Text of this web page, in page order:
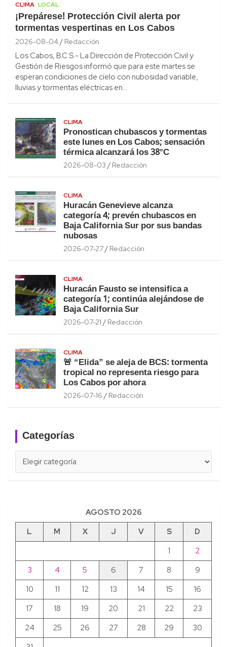
CLIMA LOCAL
¡Prepárese! Protección Civil alerta por
tormentas vespertinas en Los Cabos
2026-08-04 Redacción
Los Cabos, B.C.S.- La Dirección de Protección Civil y
Gestión de Riesgos informó que para este martes se
esperan condiciones de cielo con nubosidad variable,
lluvias y tormentas eléctricas en…
CLIMA
Pronostican chubascos y tormentas
este lunes en Los Cabos; sensación
térmica alcanzará los 38°C
2026-08-03 Redacción
CLIMA
Huracán Genevieve alcanza
categoría 4; prevén chubascos en
Baja California Sur por sus bandas
nubosas
2026-07-27 Redacción
CLIMA
Huracán Fausto se intensifica a
categoría 1; continúa alejándose de
Baja California Sur
2026-07-21 Redacción
CLIMA
🚨 “Elida” se aleja de BCS: tormenta
tropical no representa riesgo para
Los Cabos por ahora
2026-07-16 Redacción
Categorías
AGOSTO 2026
L
M X J V S
D
1
2
3
4 5 6 7 8
9
10
11 12 13 14 15
16
17
18 19 20 21 22
23
24
25 26 27 28 29
30